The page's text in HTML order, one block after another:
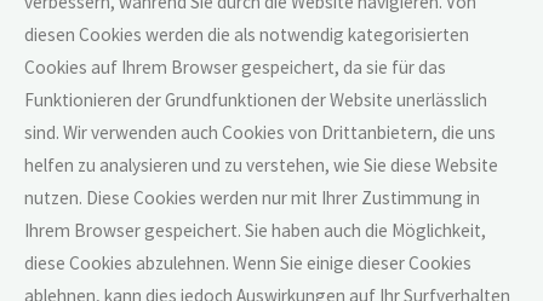
diesen Cookies werden die als notwendig kategorisierten
Cookies auf Ihrem Browser gespeichert, da sie für das
Funktionieren der Grundfunktionen der Website unerlässlich
sind. Wir verwenden auch Cookies von Drittanbietern, die uns
helfen zu analysieren und zu verstehen, wie Sie diese Website
nutzen. Diese Cookies werden nur mit Ihrer Zustimmung in
Ihrem Browser gespeichert. Sie haben auch die Möglichkeit,
diese Cookies abzulehnen. Wenn Sie einige dieser Cookies
ablehnen, kann dies jedoch Auswirkungen auf Ihr Surfverhalten